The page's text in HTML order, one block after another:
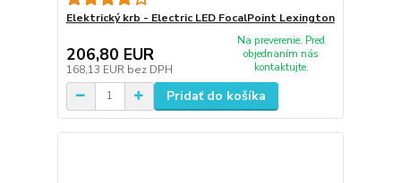
Elektrický krb - Electric LED FocalPoint Lexington
206,80 EUR
168,13 EUR bez DPH
Na preverenie. Pred
objednaním nás
kontaktujte.
Pridať do košíka